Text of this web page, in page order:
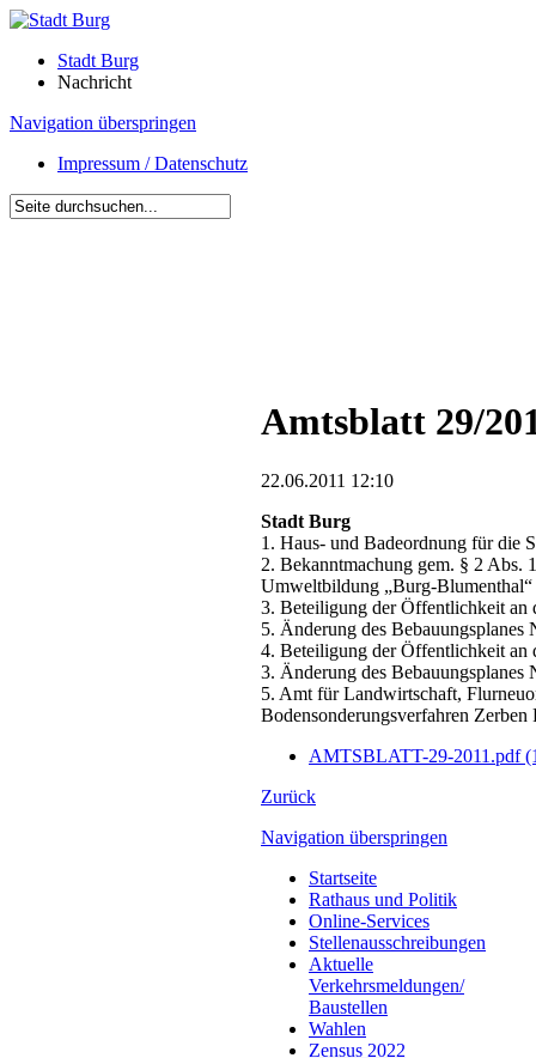
Stadt Burg
Nachricht
Navigation überspringen
Impressum / Datenschutz
Amtsblatt 29/
22.06.2011 12:10
Stadt Burg
1. Haus- und Badeordnung für die
2. Bekanntmachung gem. § 2 Abs.
Umweltbildung „Burg-Blumenthal“
3. Beteiligung der Öffentlichkeit an
5. Änderung des
4. Beteiligung der Öffentlichkeit an
3. Änderung des
5. Amt für Landwirtschaft,
Bodensonderungsverfahren
AMTSBLATT-29-2011.pdf
Zurück
Navigation überspringen
Startseite
Rathaus und Politik
Online-Services
Stellenausschreibungen
Aktuelle
Verkehrsmeldungen/
Baustellen
Wahlen
Zensus 2022